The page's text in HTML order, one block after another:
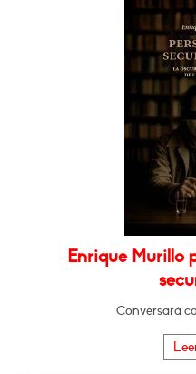
Enrique Murillo
Conversará